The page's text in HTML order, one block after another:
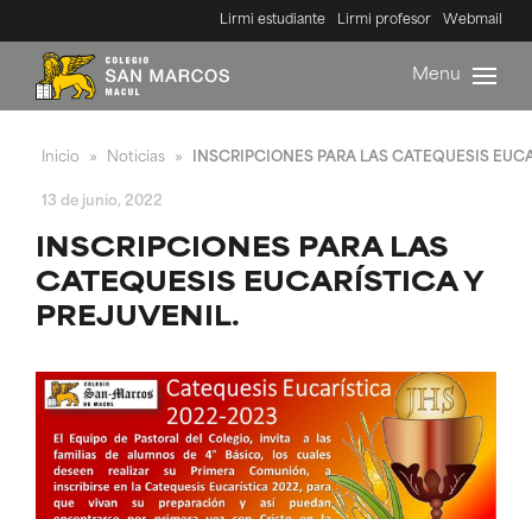
Lirmi estudiante Lirmi profesor Webmail
Menu
Inicio » Noticias » INSCRIPCIONES PARA LAS CATEQUESIS
13 de junio, 2022
INSCRIPCIONES PARA LAS
CATEQUESIS EUCARÍSTICA Y
PREJUVENIL.